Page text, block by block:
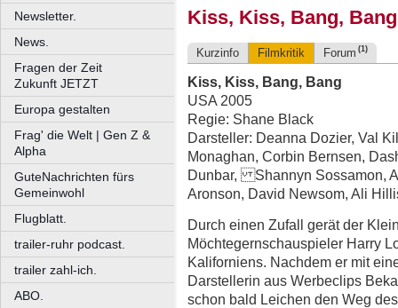
Newsletter.
News.
Fragen der Zeit
Zukunft JETZT
Europa gestalten
Frag' die Welt | Gen Z &
Alpha
GuteNachrichten fürs
Gemeinwohl
Flugblatt.
trailer-ruhr podcast.
trailer zahl-ich.
ABO.
Kiss, Kiss, Bang, Bang
Kurzinfo Filmkritik Forum (1)
Kiss, Kiss, Bang, Bang
USA 2005
Regie: Shane Black
Darsteller: Deanna Dozier, Val
Monaghan, Corbin Bernsen,
Dunbar, Shannyn Sossamon,
Aronson, David Newsom, Ali
Durch einen Zufall gerät der
Möchtegernschauspieler Harry
Kaliforniens. Nachdem er mit
Darstellerin aus Werbeclips
schon bald Leichen den Weg